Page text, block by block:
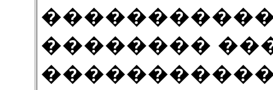
��������